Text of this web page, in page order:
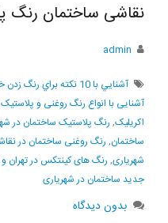
نقاشی ساختمان رنگ
admin
آشنايي با 10 نکته براي رنگ زدن خانه
آشنایی با انواع رنگ روغنی و پلاستیک
اکریلیک, رنگ پلاستیک ساختمان در
ساختمان, رنگ روغنی ساختمان در
شهریاری, رنگ های کینتکس در تهران
جدید ساختمان در شهریاری
بدون دیدگاه